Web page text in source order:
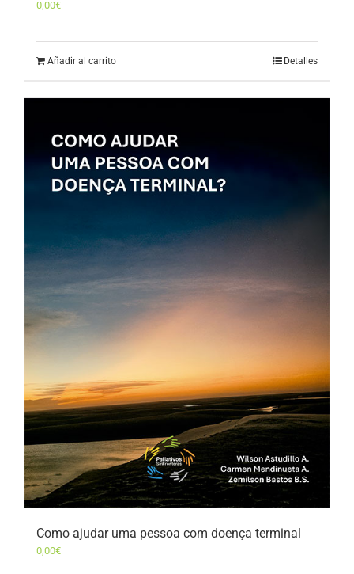
0,00€
Añadir al carrito Detalles
Como ajudar uma pessoa com doença terminal
0,00€